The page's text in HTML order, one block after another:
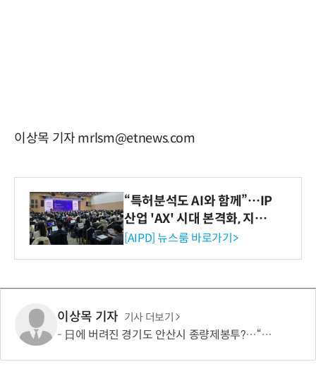
이상목 기자 mrlsm@etnews.com
“특허분석도 AI와 함께”…IP
산업 'AX' 시대 본격화, 지식
재산처 1호 AI IP데이터분석
[AIPD] 뉴스룸 바로가기>
이상목 기자 기사 더보기
日에 버려진 경기도 안산시 종량제봉투?…“대부분 한글 쓰레기, 세계에 알릴 것”